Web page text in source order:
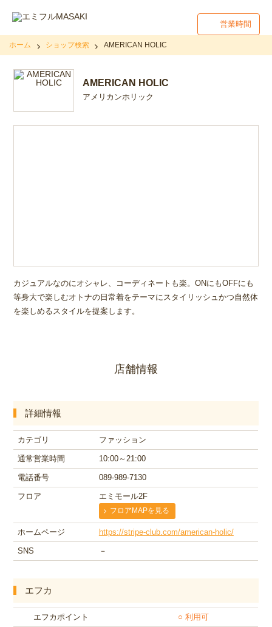
営業時間
ホーム ショップ検索 AMERICAN HOLIC
AMERICAN HOLIC
アメリカンホリック
カジュアルなのにオシャレ、コーディネートも楽。ONにもOFFにも
等身大で楽しむオトナの日常着をテーマにスタイリッシュかつ自然体
を楽しめるスタイルを提案します。
店舗情報
詳細情報
カテゴリ ファッション
通常営業時間 10:00～21:00
電話番号 089-989-7130
フロア エミモール2F
フロアMAPを見る
ホームページ https://stripe-club.com/american-holic/
SNS －
エフカ
エフカポイント ○ 利用可